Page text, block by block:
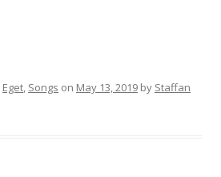
Eget, Songs on May 13, 2019 by Staffan